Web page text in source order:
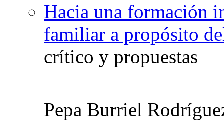
Hacia una formación
familiar a propósito
crítico y propuestas
Pepa Burriel